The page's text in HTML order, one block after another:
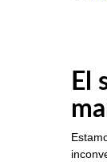
El